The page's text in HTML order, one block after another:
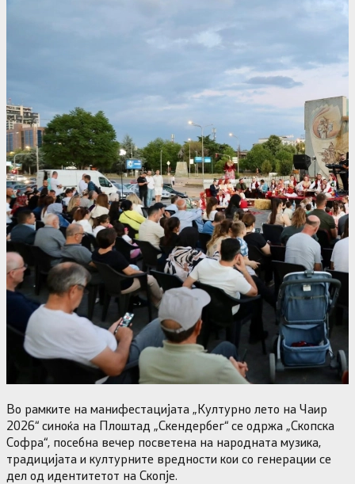
Во рамките на манифестацијата „Културно лето на Чаир
2026“ синоќа на Плоштад „Скендербег“ се одржа „Скопска
Софра“, посебна вечер посветена на народната музика,
традицијата и културните вредности кои со генерации се
дел од идентитетот на Скопје.